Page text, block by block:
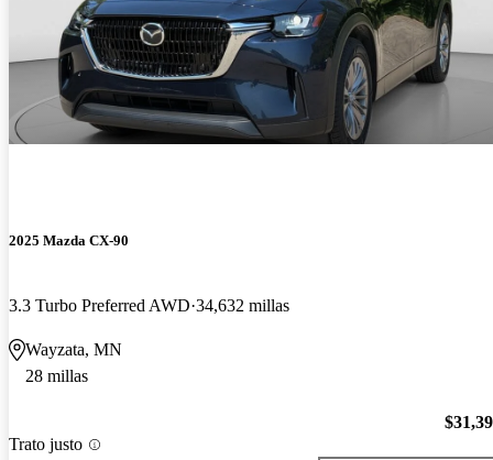
2025 Mazda CX-90
3.3 Turbo Preferred AWD 34,632 millas
Wayzata, MN
28 millas
Trato justo